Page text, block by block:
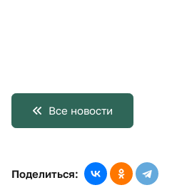
Все новости
Поделиться: